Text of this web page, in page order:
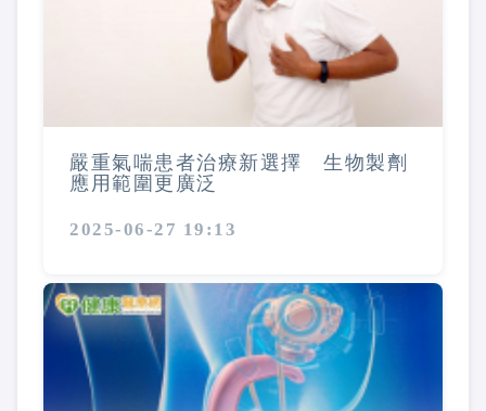
嚴重氣喘患者治療新選擇 生物製劑
應用範圍更廣泛
2025-06-27 19:13